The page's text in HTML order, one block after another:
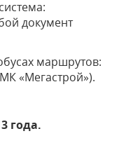
документ
маршрутов:
«Мегастрой»).
года.